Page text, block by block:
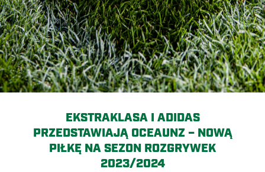
EKSTRAKLASA I ADIDAS
PRZEDSTAWIAJĄ OCEAUNZ – NOWĄ
PIŁKĘ NA SEZON ROZGRYWEK
2023/2024